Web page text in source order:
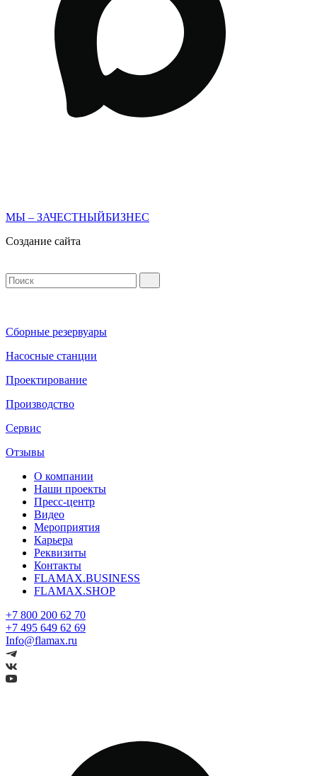
МЫ – ЗАЧЕСТНЫЙБИЗНЕС
Создание сайта
Сборные резервуары
Насосные станции
Проектирование
Производство
Сервис
Отзывы
О компании
Наши проекты
Пресс-центр
Видео
Мероприятия
Карьера
Реквизиты
Контакты
FLAMAX.BUSINESS
FLAMAX.SHOP
+7 800 200 62 70
+7 495 649 62 69
Info@flamax.ru